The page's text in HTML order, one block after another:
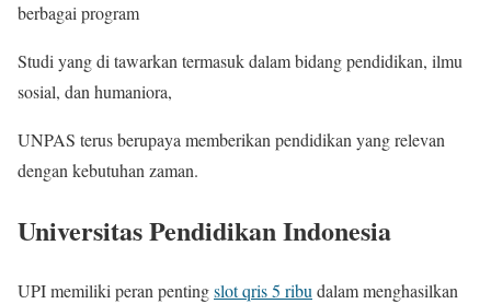
berbagai program
Studi yang di tawarkan termasuk dalam bidang pendidikan, ilmu
sosial, dan humaniora,
UNPAS terus berupaya memberikan pendidikan yang relevan
dengan kebutuhan zaman.
Universitas Pendidikan Indonesia
UPI memiliki peran pentingslot qris 5 ribudalam menghasilkan